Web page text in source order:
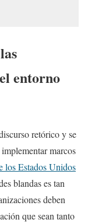
entorno
retórico y se
marcos
los Estados Unidos
blandas es tan
deben
que sean tanto